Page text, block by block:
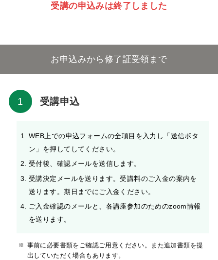
受講の申込みは終了しました
お申込みから修了証受領まで
受講申込
WEB上での申込フォームの全項目を入力し「送信ボタ
ン」を押してしてください。
受付後、確認メールを送信します。
受講決定メールを送ります。受講料のご入金の案内を
送ります。期日までにご入金ください。
ご入金確認のメールと、各講座参加のためのzoom情報
を送ります。
事前に必要書類をご確認ご用意ください。また追加書類を提
出していただく場合もあります。